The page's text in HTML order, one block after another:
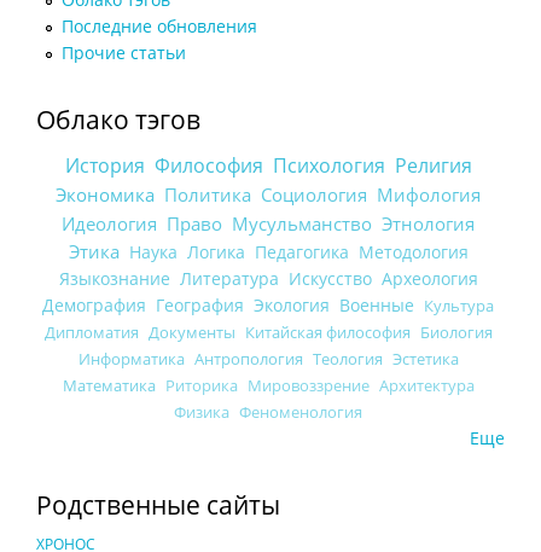
Последние обновления
Прочие статьи
Облако тэгов
История Философия Психология Религия
Экономика Политика Социология Мифология
Идеология Право Мусульманство Этнология
Этика Наука Логика Педагогика Методология
Языкознание Литература Искусство Археология
Демография География Экология Военные Культура
Дипломатия Документы Китайская философия Биология
Информатика Антропология Теология Эстетика
Математика Риторика Мировоззрение Архитектура
Физика Феноменология
Еще
Родственные сайты
ХРОНОС